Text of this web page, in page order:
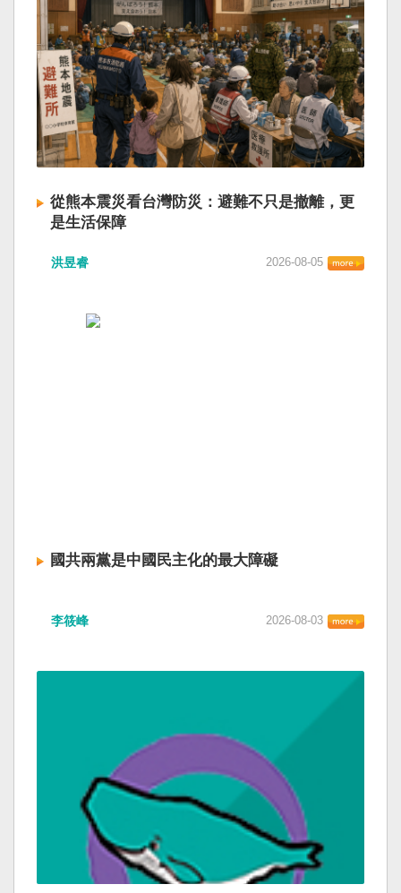
從熊本震災看台灣防災：避難不只是撤離，更
是生活保障
洪昱睿 2026-08-05
國共兩黨是中國民主化的最大障礙
李筱峰 2026-08-03